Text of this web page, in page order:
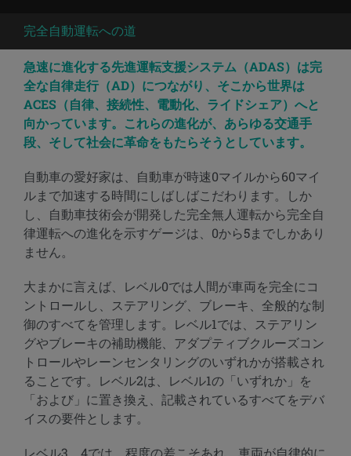
完全自動運転への道
急速に進化する先進運転支援システム（ADAS）は完
全な自律走行（AD）につながり、そこから世界は
ACES（自律、接続性、電動化、ライドシェア）へと
向かっています。これらの進化が、あらゆる交通手
段、そして社会に革命をもたらそうとしています。
自動車の愛好家は、自動車が時速0マイルから60マイ
ルまで加速する時間にしばしばこだわります。しか
し、自動車技術会が開発した完全無人運転から完全自
律運転への進化を示すゲージは、0から5までしかあり
ません。
大まかに言えば、レベル0では人間が車両を完全にコ
ントロールし、ステアリング、ブレーキ、全般的な制
御のすべてを管理します。レベル1では、ステアリン
グやブレーキの補助機能、アダプティブクルーズコン
トロールやレーンセンタリングのいずれかが搭載され
ることです。レベル2は、レベル1の「いずれか」を
「および」に置き換え、記載されているすべてをデバ
イスの要件とします。
レベル3、4では、程度の差こそあれ、車両が自律的に